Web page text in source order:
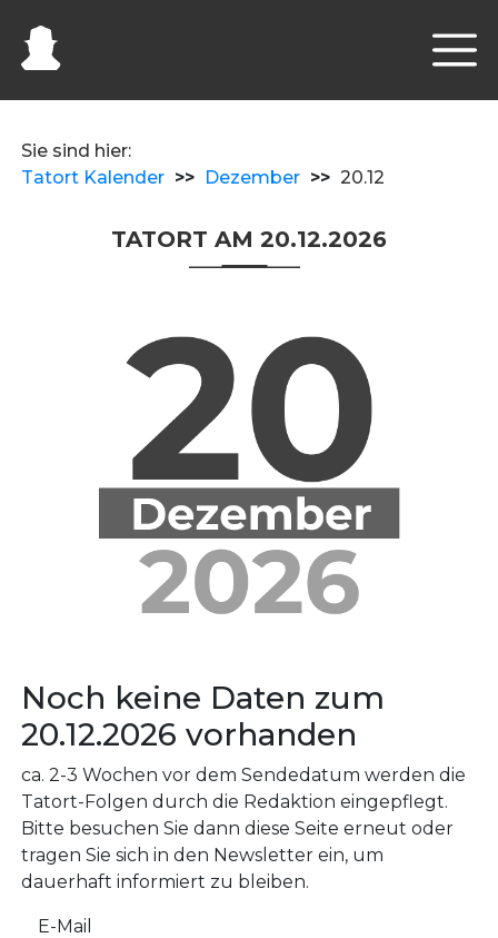
Sie sind hier:
Tatort Kalender >> Dezember >> 20.12
TATORT AM 20.12.2026
Noch keine Daten zum
20.12.2026 vorhanden
ca. 2-3 Wochen vor dem Sendedatum werden die
Tatort-Folgen durch die Redaktion eingepflegt.
Bitte besuchen Sie dann diese Seite erneut oder
tragen Sie sich in den Newsletter ein, um
dauerhaft informiert zu bleiben.
E-Mail